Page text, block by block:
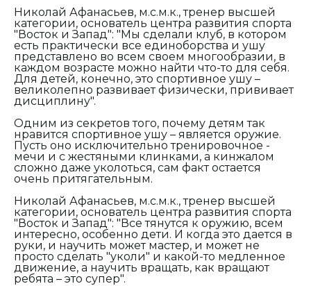
Николай Афанасьев, м.с.м.к., тренер высшей
категории, основатель центра развития спорта
"Восток и Запад": "Мы сделали клуб, в котором
есть практически все единоборства и ушу
представлено во всем своем многообразии, в
каждом возрасте можно найти что-то для себя.
Для детей, конечно, это спортивное ушу –
великолепно развивает физически, прививает
дисциплину".
Одним из секретов того, почему детям так
нравится спортивное ушу – является оружие.
Пусть оно исключительно тренировочное -
мечи и с жестяными клинками, а кинжалом
сложно даже уколоться, сам факт остается
очень притягательным.
Николай Афанасьев, м.с.м.к., тренер высшей
категории, основатель центра развития спорта
"Восток и Запад": "Все тянутся к оружию, всем
интересно, особенно дети. И когда это дается в
руки, и научить может мастер, и может не
просто сделать "уколи" и какой-то медленное
движение, а научить вращать, как вращают
ребята – это супер".